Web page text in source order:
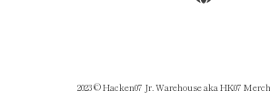
2023 © Hacken07 Jr. Warehouse aka HK07